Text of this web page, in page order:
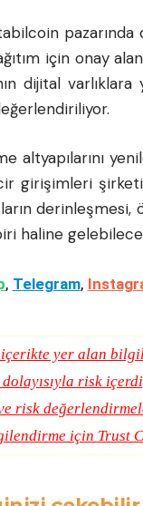
için onay
dijital
altyapılarını
girişimleri
derinleşmesi,
haline
, Telegram,
yer alan
risk
risk
için Trust